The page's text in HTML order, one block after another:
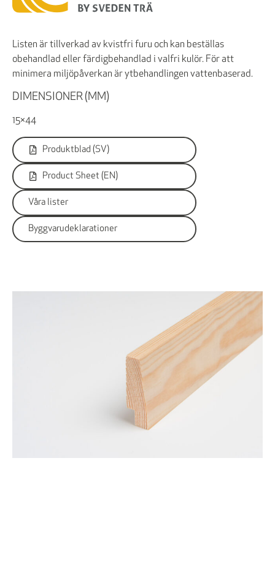
Listen är tillverkad av kvistfri furu och kan beställas
obehandlad eller färdigbehandlad i valfri kulör. För att
minimera miljöpåverkan är ytbehandlingen vattenbaserad.
DIMENSIONER (MM)
15×44
Produktblad (SV)
Product Sheet (EN)
Våra lister
Byggvarudeklarationer